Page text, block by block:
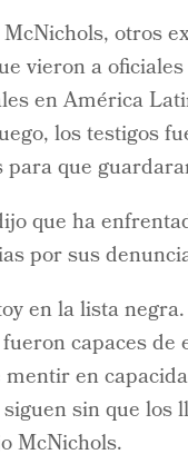
otros
vieron a
en América
los testigos
para que
que ha
por sus
en la lista
capaces de
en
siguen sin que los
McNichols.